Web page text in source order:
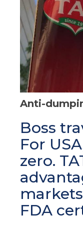
Anti-
Boss
For
zero.
FDA